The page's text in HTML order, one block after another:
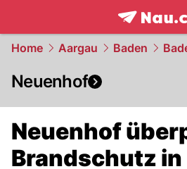
frontpage.
Home Aargau Baden
Neuenhof
Neuenhof
Brandschutz in